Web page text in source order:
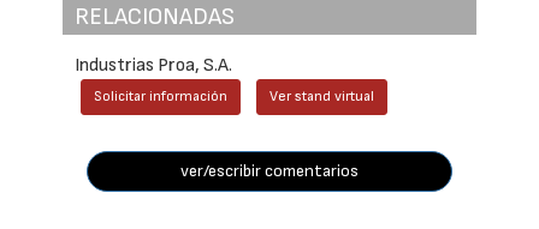
RELACIONADAS
Industrias Proa, S.A.
Solicitar información Ver stand virtual
ver/escribir comentarios